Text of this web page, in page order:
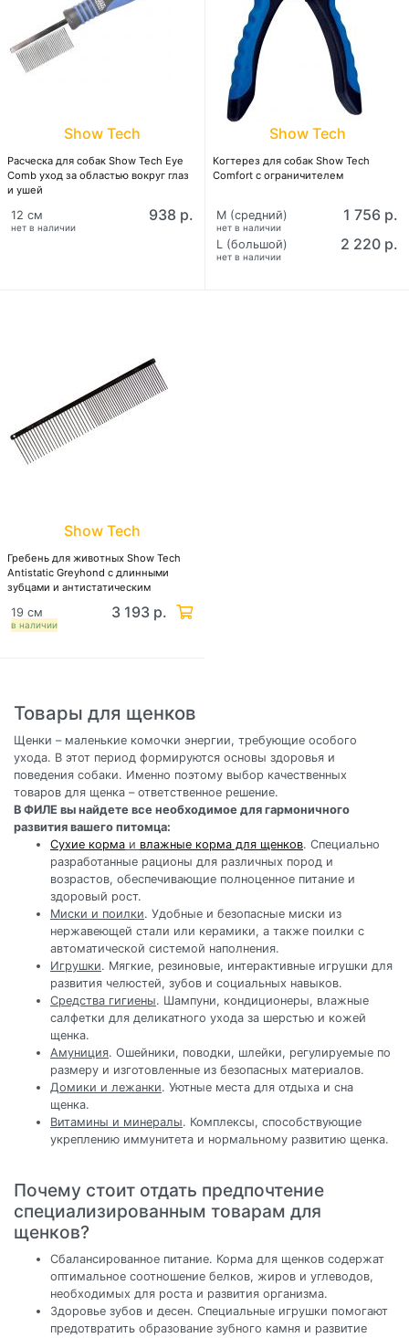
Show Tech
Расческа для собак Show Tech Eye
Comb уход за областью вокруг глаз
и ушей
нет в наличии
12 см 938 р.
Show Tech
Когтерез для собак Show Tech
Comfort с ограничителем
нет в наличии
M (средний) 1 756 р.
нет в наличии
L (большой) 2 220 р.
Show Tech
Гребень для животных Show Tech
Antistatic Greyhond с длинными
зубцами и антистатическим
в наличии
19 см 3 193 р.
Товары для щенков
Щенки – маленькие комочки энергии, требующие особого
ухода. В этот период формируются основы здоровья и
поведения собаки. Именно поэтому выбор качественных
товаров для щенка – ответственное решение.
В ФИЛЕ вы найдете все необходимое для гармоничного
развития вашего питомца:
Сухие корма и влажные корма для щенков. Специально
разработанные рационы для различных пород и
возрастов, обеспечивающие полноценное питание и
здоровый рост.
Миски и поилки. Удобные и безопасные миски из
нержавеющей стали или керамики, а также поилки с
автоматической системой наполнения.
Игрушки. Мягкие, резиновые, интерактивные игрушки для
развития челюстей, зубов и социальных навыков.
Средства гигиены. Шампуни, кондиционеры, влажные
салфетки для деликатного ухода за шерстью и кожей
щенка.
Амуниция. Ошейники, поводки, шлейки, регулируемые по
размеру и изготовленные из безопасных материалов.
Домики и лежанки. Уютные места для отдыха и сна
щенка.
Витамины и минералы. Комплексы, способствующие
укреплению иммунитета и нормальному развитию щенка.
Почему стоит отдать предпочтение
специализированным товарам для
щенков?
Сбалансированное питание. Корма для щенков содержат
оптимальное соотношение белков, жиров и углеводов,
необходимых для роста и развития организма.
Здоровье зубов и десен. Специальные игрушки помогают
предотвратить образование зубного камня и развитие